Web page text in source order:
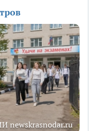
newskrasnodar.ru